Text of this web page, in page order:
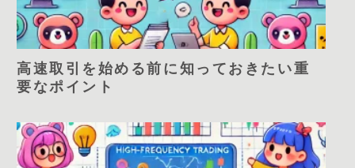
高速取引を始める前に知っておきたい重
要なポイント